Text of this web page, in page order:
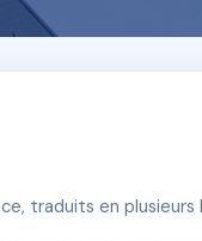
traduits en plusieurs